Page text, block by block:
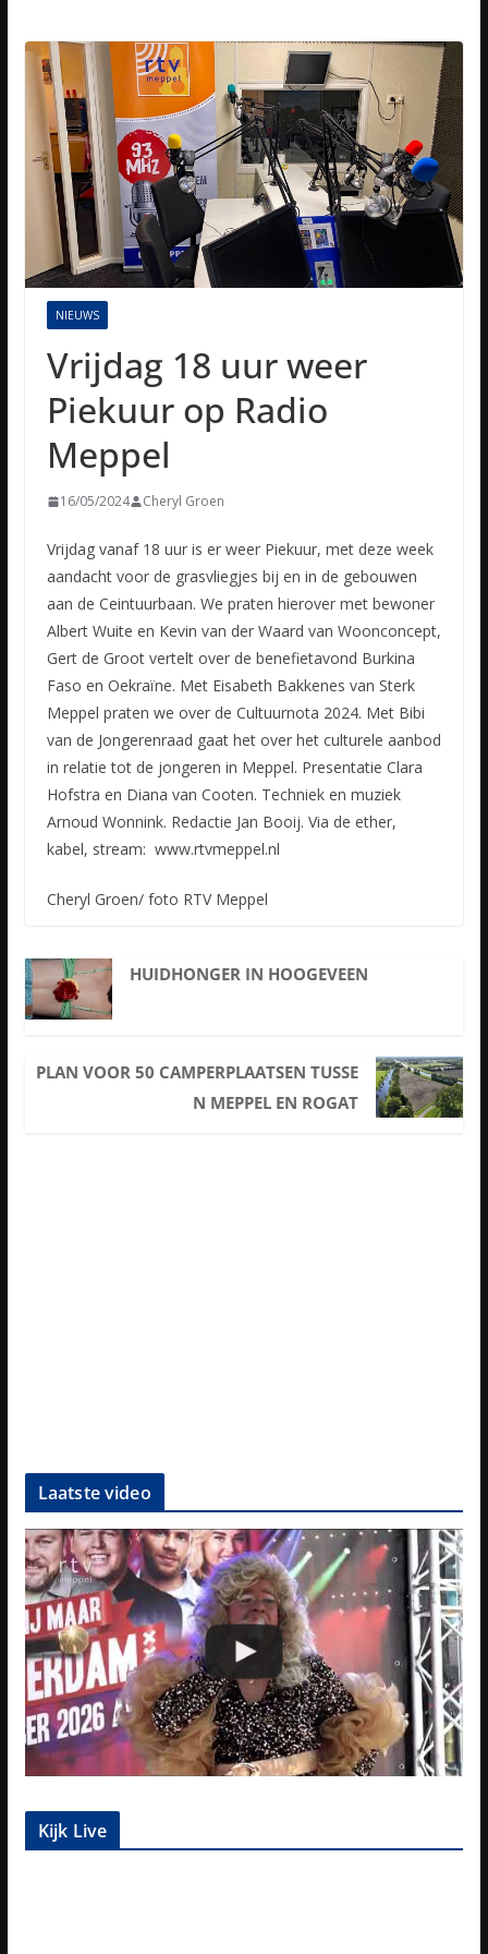
NIEUWS
Vrijdag 18 uur weer
Piekuur op Radio
Meppel
16/05/2024 Cheryl Groen
Vrijdag vanaf 18 uur is er weer Piekuur, met deze week
aandacht voor de grasvliegjes bij en in de gebouwen
aan de Ceintuurbaan. We praten hierover met bewoner
Albert Wuite en Kevin van der Waard van Woonconcept,
Gert de Groot vertelt over de benefietavond Burkina
Faso en Oekraïne. Met Eisabeth Bakkenes van Sterk
Meppel praten we over de Cultuurnota 2024. Met Bibi
van de Jongerenraad gaat het over het culturele aanbod
in relatie tot de jongeren in Meppel. Presentatie Clara
Hofstra en Diana van Cooten. Techniek en muziek
Arnoud Wonnink. Redactie Jan Booij. Via de ether,
kabel, stream: www.rtvmeppel.nl
Cheryl Groen/ foto RTV Meppel
HUIDHONGER IN HOOGEVEEN
PLAN VOOR 50 CAMPERPLAATSEN TUSSE
N MEPPEL EN ROGAT
Laatste video
Kijk Live